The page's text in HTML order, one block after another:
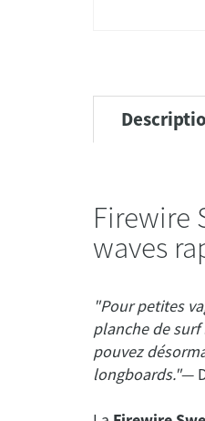
Firewire
waves
"Pour petites
planche de surf
pouvez
longboards."—